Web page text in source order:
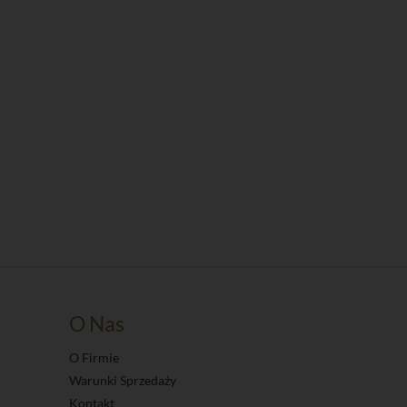
O Nas
O Firmie
Warunki Sprzedaży
Kontakt